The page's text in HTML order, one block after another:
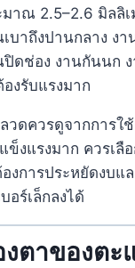
าณ 2.5–2.6 มิลลิเ
บาถึงปานกลาง งา
ปิดช่อง งานกันนก
งรับแรงมาก
ลวดควรดูจากการใ
ข็งแรงมาก ควรเลื
การประหยัดงบแล
อร์เล็กลงได้
ตาของตะ